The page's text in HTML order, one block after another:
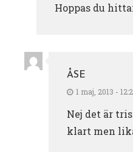
Hoppas du
ÅSE
1 maj, 2013 -
Nej det är
klart men